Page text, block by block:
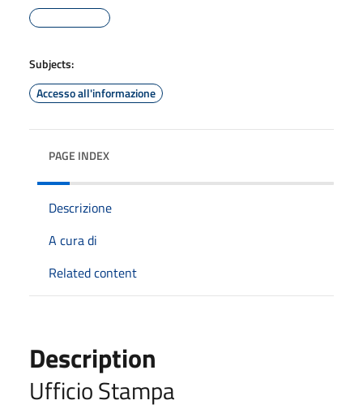
Subjects:
Accesso all'informazione
PAGE INDEX
Descrizione
A cura di
Related content
Description
Ufficio Stampa